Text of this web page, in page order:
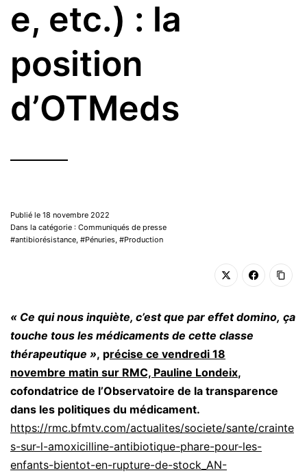
e, etc.) : la
position
d’OTMeds
Publié le 18 novembre 2022
Dans la catégorie : Communiqués de presse
antibiorésistance
Pénuries Production
« Ce qui nous inquiète, c’est que par effet domino, ça
touche tous les médicaments de cette classe
thérapeutique », précise ce vendredi 18
novembre matin sur RMC, Pauline Londeix,
cofondatrice de l’Observatoire de la transparence
dans les politiques du médicament.
https://rmc.bfmtv.com/actualites/societe/sante/crainte
s-sur-l-amoxicilline-antibiotique-phare-pour-les-
enfants-bientot-en-rupture-de-stock_AN-